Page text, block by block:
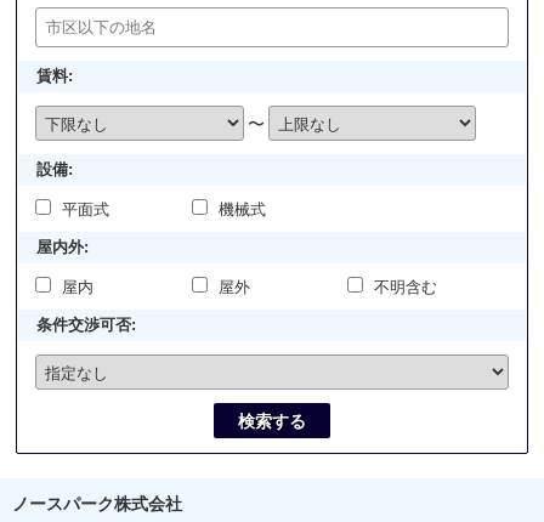
賃料:
〜
設備:
平面式 機械式
屋内外:
屋内 屋外 不明含む
条件交渉可否:
検索する
ノースパーク株式会社